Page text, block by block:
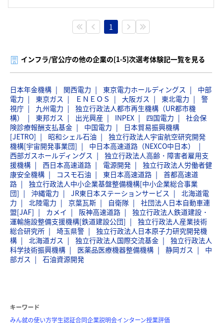
1
インフラ/官公庁の他の企業の[1-5]次選考体験記一覧を見る
日本年金機構 関西電力 東京電力ホールディングス
中部
電力
東京ガス ＥＮＥＯＳ 大阪ガス 東北電力
警
視庁
九州電力
独立行政法人都市再生機構（UR都市機
構）
東邦ガス 出光興産 INPEX 四国電力
社会保
険診療報酬支払基金
中国電力
日本貿易振興機構
[JETRO]
昭和シェル石油
独立行政法人宇宙航空研究開発
機構[宇宙開発事業団]
中日本高速道路（NEXCO中日本）
西部ガスホールディングス
独立行政法人高齢・障害者雇用支
援機構
西日本高速道路 電源開発
独立行政法人労働者健
康安全機構
コスモ石油 東日本高速道路
首都高速道
路
独立行政法人中小企業基盤整備機構[中小企業総合事業
団]
沖縄電力 JR東日本ステーションサービス
北海道電
力
北陸電力 京葉瓦斯 自衛隊
社団法人日本自動車連
盟[JAF]
カメイ 阪神高速道路
独立行政法人鉄道建設・
運輸施設整備支援機構[鉄道建設公団]
独立行政法人産業技術
総合研究所
埼玉県警
独立行政法人日本原子力研究開発機
構
北海道ガス 独立行政法人国際交流基金
独立行政法人
科学技術振興機構
医薬品医療機器整備機構 静岡ガス
中
部ガス
石油資源開発
キーワード
みん就の使い方学生認証合同企業説明会インターン授業評価